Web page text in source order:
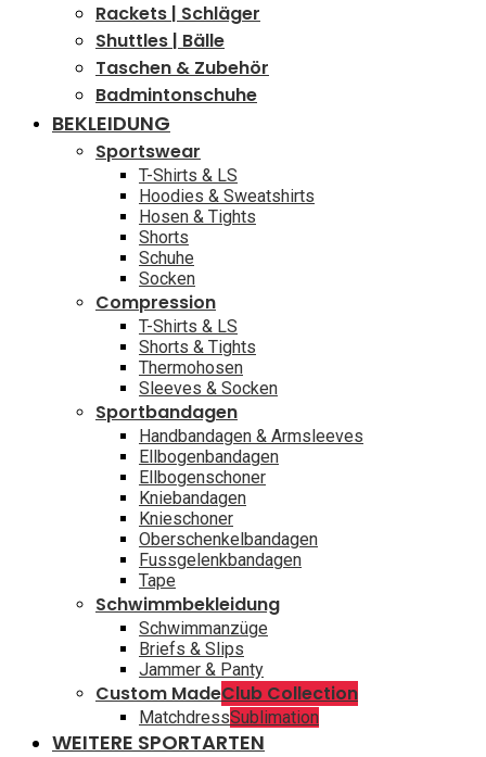
Rackets | Schläger
Shuttles | Bälle
Taschen & Zubehör
Badmintonschuhe
BEKLEIDUNG
Sportswear
T-Shirts & LS
Hoodies & Sweatshirts
Hosen & Tights
Shorts
Schuhe
Socken
Compression
T-Shirts & LS
Shorts & Tights
Thermohosen
Sleeves & Socken
Sportbandagen
Handbandagen & Armsleeves
Ellbogenbandagen
Ellbogenschoner
Kniebandagen
Knieschoner
Oberschenkelbandagen
Fussgelenkbandagen
Tape
Schwimmbekleidung
Schwimmanzüge
Briefs & Slips
Jammer & Panty
Custom MadeClub Collection
MatchdressSublimation
WEITERE SPORTARTEN